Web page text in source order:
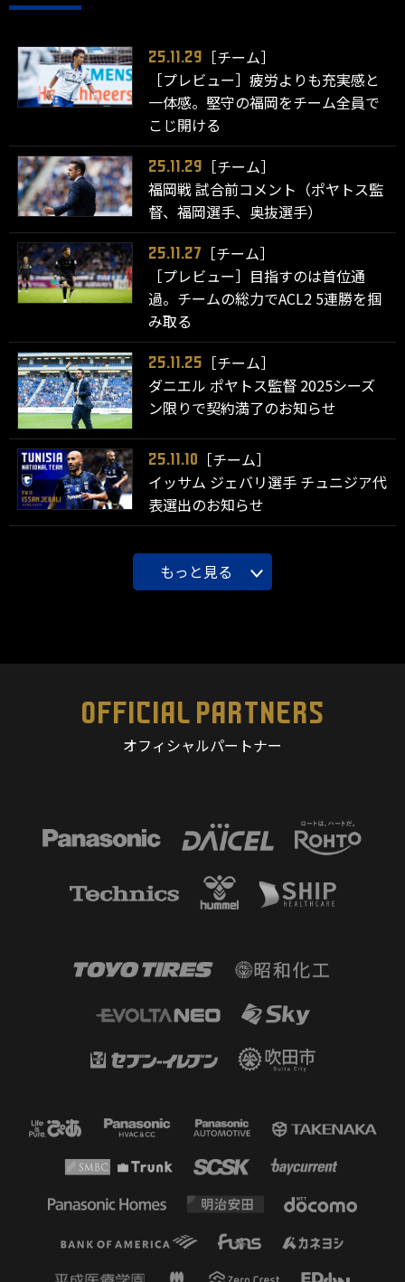
25.11.29
［チーム］
［プレビュー］疲労よりも充実感と
一体感。堅守の福岡をチーム全員で
こじ開ける
25.11.29
［チーム］
福岡戦 試合前コメント（ポヤトス監
督、福岡選手、奥抜選手）
25.11.27
［チーム］
［プレビュー］目指すのは首位通
過。チームの総力でACL2 5連勝を掴
み取る
25.11.25
［チーム］
ダニエル ポヤトス監督 2025シーズ
ン限りで契約満了のお知らせ
25.11.10
［チーム］
イッサム ジェバリ選手 チュニジア代
表選出のお知らせ
もっと見る
OFFICIAL PARTNERS
オフィシャルパートナー